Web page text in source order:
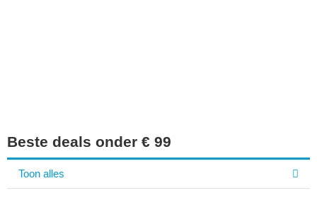
Beste deals onder € 99
Toon alles